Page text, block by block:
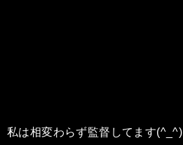
私は相変わらず監督してます(^_^)